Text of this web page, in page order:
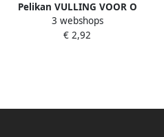
Pelikan VULLING VOOR O
TWIST BLAUW DOOS MET 5
STUKS
3 webshops
€ 2,92